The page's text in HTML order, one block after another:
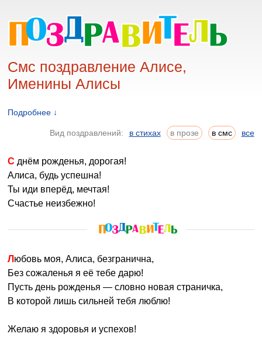
Смс поздравление Алисе,
Именины Алисы
Подробнее ↓
Вид поздравлений: в стихах в прозе в смс все
С днём рожденья, дорогая!
Алиса, будь успешна!
Ты иди вперёд, мечтая!
Счастье неизбежно!
Любовь моя, Алиса, безгранична,
Без сожаленья я её тебе дарю!
Пусть день рожденья — словно новая страничка,
В которой лишь сильней тебя люблю!
Желаю я здоровья и успехов!